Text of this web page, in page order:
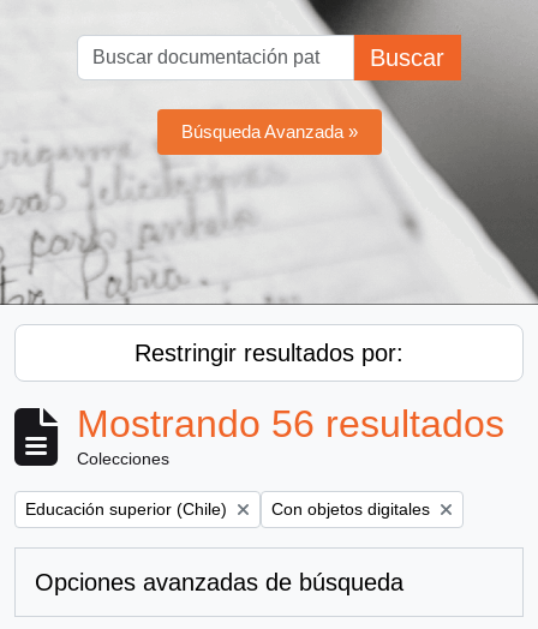
Buscar
Búsqueda Avanzada »
Restringir resultados por:
Mostrando 56 resultados
Colecciones
Remove filter:
Educación superior (Chile) Remove filter:
Con objetos digitales
Opciones avanzadas de búsqueda